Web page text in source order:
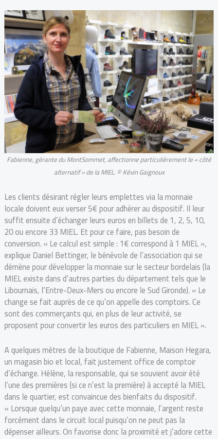
Fabienne, gérante du MontSommet, affectionne particulièrement le « côté
alternatif » de la MIEL. © Kévin Gaignoux
Les clients désirant régler leurs emplettes via la monnaie
locale doivent eux verser 5€ pour adhérer au dispositif. Il leur
suffit ensuite d’échanger leurs euros en billets de 1, 2, 5, 10,
20 ou encore 33 MIEL. Et pour ce faire, pas besoin de
conversion. « Le calcul est simple : 1€ correspond à 1 MIEL »,
explique Daniel Bettinger, le bénévole de l’association qui se
démène pour développer la monnaie sur le secteur bordelais (la
MIEL existe dans d’autres parties du département tels que le
Libournais, l’Entre-Deux-Mers ou encore le Sud Gironde). « Le
change se fait auprès de ce qu’on appelle des comptoirs. Ce
sont des commerçants qui, en plus de leur activité, se
proposent pour convertir les euros des particuliers en MIEL ».
A quelques mètres de la boutique de Fabienne, Maison Hegara,
un magasin bio et local, fait justement office de comptoir
d’échange. Hélène, la responsable, qui se souvient avoir été
l’une des premières (si ce n’est la première) à accepté la MIEL
dans le quartier, est convaincue des bienfaits du dispositif.
« Lorsque quelqu’un paye avec cette monnaie, l’argent reste
forcément dans le circuit local puisqu’on ne peut pas la
dépenser ailleurs. On favorise donc la proximité et j’adore cette